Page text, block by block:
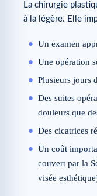
La chirurgie
à la légère. Elle
Un examen
Une opération
Plusieurs jours
Des suites
douleurs que
Des cicatrices
Un coût
couvert par la
visée